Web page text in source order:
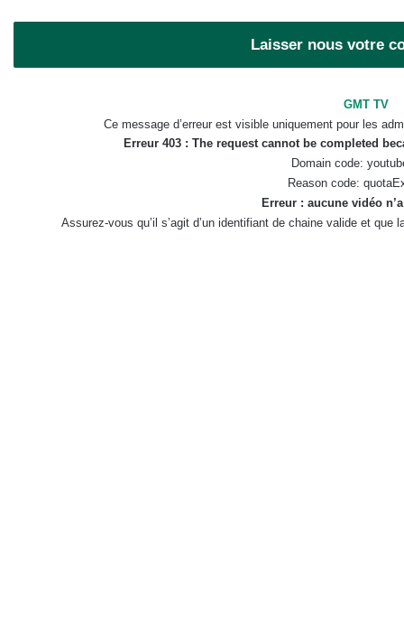
Laisser nous votre
GMT TV
Ce message d’erreur est visible uniquement pour les
Erreur 403 : The request cannot be completed
Domain code:
Reason code:
Erreur : aucune vidéo
Assurez-vous qu’il s’agit d’un identifiant de chaine valide et